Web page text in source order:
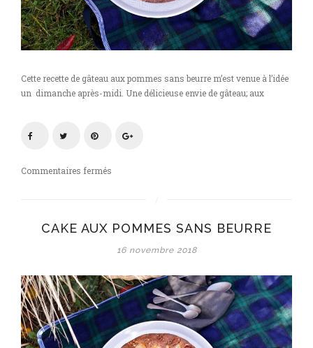
Cette recette de gâteau aux pommes sans beurre m’est venue à l’idée
un dimanche après-midi. Une délicieuse envie de gâteau; aux
Commentaires fermés
sans
CAKE AUX POMMES SANS BEURRE
16 novembre 2018